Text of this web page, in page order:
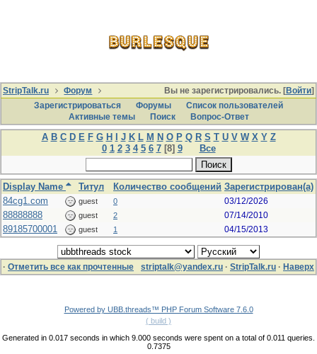
Вы не зарегистрировались. [Войти]
StripTalk.ru
Форум
Зарегистрироваться
Форумы
Список пользователей
Активные темы
Поиcк Вопрос-Ответ
A B C D E F G H J K L M N O P Q R S T U V W X Y Z
0 1 2 3 4 5 6 7[8] 9 Все
Display Name Титул Количество сообщений Зарегистрирован(а)
84cg1.com
guest 0 03/12/2026
88888888 guest 2 07/14/2010
89185700001 guest 1 04/15/2013
· Отметить все как прочтенные striptalk@yandex.ru · StripTalk.ru · Наверх
Powered by UBB.threads™ PHP Forum Software 7.6.0
( build )
Generated in 0.017 seconds in which 9.000 seconds were spent on a total of 0.011 queries.
0.7375